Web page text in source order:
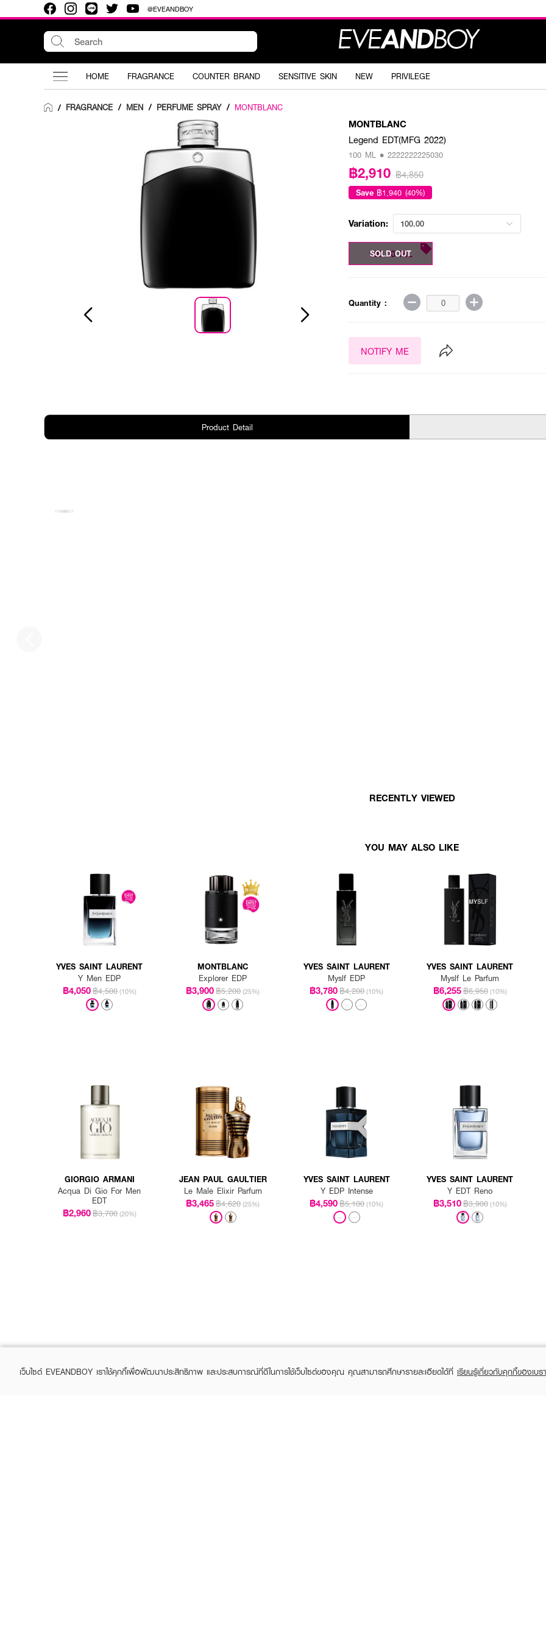
@EVEANDBOY
HOME FRAGRANCE COUNTER BRAND SENSITIVE SKIN NEW PRIVILEGE
/ FRAGRANCE / MEN / PERFUME SPRAY / MONTBLANC
MONTBLANC
Legend EDT(MFG 2022)
100 ML • 2222222225030
฿2,910 ฿4,850
Save ฿1,940 (40%)
Variation: 100.00
100.00 ML
SOLD OUT
Quantity :
NOTIFY ME
Product Detail
RECENTLY VIEWED
YOU MAY ALSO LIKE
YVES SAINT LAURENT
Y Men EDP
฿4,050฿4,500 (10%)
MONTBLANC
Explorer EDP
฿3,900฿5,200 (25%)
YVES SAINT LAURENT
Myslf EDP
฿3,780฿4,200 (10%)
YVES SAINT LAURENT
Myslf Le Parfum
฿6,255฿6,950 (10%)
GIORGIO ARMANI
Acqua Di Gio For Men
EDT
฿2,960฿3,700 (20%)
JEAN PAUL GAULTIER
Le Male Elixir Parfum
฿3,465฿4,620 (25%)
YVES SAINT LAURENT
Y EDP Intense
฿4,590฿5,100 (10%)
YVES SAINT LAURENT
Y EDT Reno
฿3,510฿3,900 (10%)
เว็บไซต์ EVEANDBOY เราใช้คุกกี้เพื่อพัฒนาประสิทธิภาพ และประสบการณ์ที่ดีในการใช้เว็บไซต์ของคุณ คุณสามารถศึกษารายละเอียดได้ที่ เรียนรู้เกี่ยวกับคุกกี้ของเบร